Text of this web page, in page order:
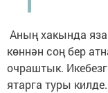
Аның хакында
көннән соң бер
очраштык.
ятарга туры